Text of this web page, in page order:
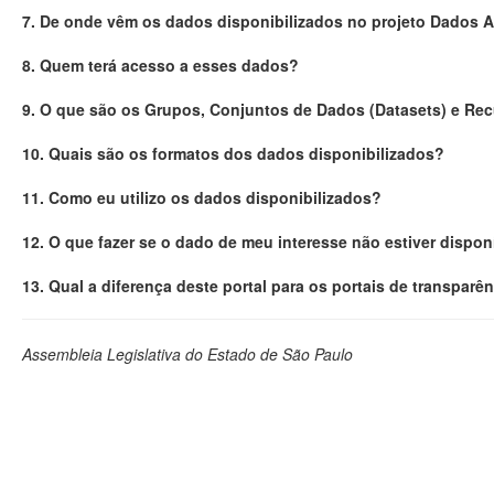
7. De onde vêm os dados disponibilizados no projeto Dados
8. Quem terá acesso a esses dados?
9. O que são os Grupos, Conjuntos de Dados (Datasets) e
10. Quais são os formatos dos dados disponibilizados?
11. Como eu utilizo os dados disponibilizados?
12. O que fazer se o dado de meu interesse não estiver
13. Qual a diferença deste portal para os portais de
Assembleia Legislativa do Estado de São Paulo